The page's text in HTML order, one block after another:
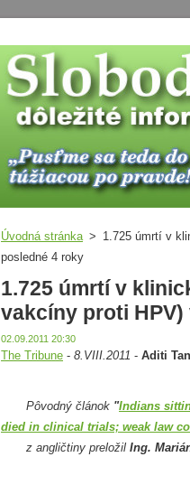
Úvodná stránka > 1.725 úmrtí v
posledné 4 roky
1.725 úmrtí v
vakcíny proti
02.09.2011 20:30
The Tribune - 8.VIII.2011 - Aditi
Pôvodný článok "Indians
died in clinical trials; weak law
z angličtiny preložil Ing.